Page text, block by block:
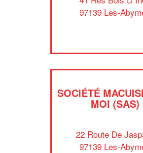
97139 Les-
SOCIÉTÉ
MOI (SAS)
22 Route De
97139 Les-